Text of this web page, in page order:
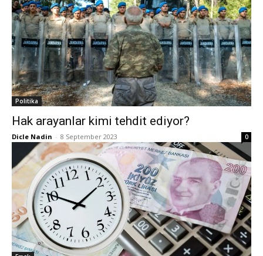
Politika
Hak arayanlar kimi tehdit ediyor?
Dicle Nadin - 8 September 2023 0